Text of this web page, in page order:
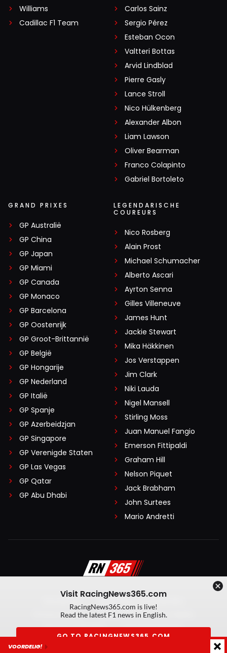
Williams
Cadillac F1 Team
Carlos Sainz
Sergio Pérez
Esteban Ocon
Valtteri Bottas
Arvid Lindblad
Pierre Gasly
Lance Stroll
Nico Hülkenberg
Alexander Albon
Liam Lawson
Oliver Bearman
Franco Colapinto
Gabriel Bortoleto
GRAND PRIXES
GP Australië
GP China
GP Japan
GP Miami
GP Canada
GP Monaco
GP Barcelona
GP Oostenrijk
GP Groot-Brittannië
GP België
GP Hongarije
GP Nederland
GP Italië
GP Spanje
GP Azerbeidzjan
GP Singapore
GP Verenigde Staten
GP Las Vegas
GP Qatar
GP Abu Dhabi
LEGENDARISCHE
COUREURS
Nico Rosberg
Alain Prost
Michael Schumacher
Alberto Ascari
Ayrton Senna
Gilles Villeneuve
James Hunt
Jackie Stewart
Mika Häkkinen
Jos Verstappen
Jim Clark
Niki Lauda
Nigel Mansell
Stirling Moss
Juan Manuel Fangio
Emerson Fittipaldi
Graham Hill
Nelson Piquet
Jack Brabham
John Surtees
Mario Andretti
Algemene voorwaarden
Privacy Policy
Created by On Your Marks
Privacy manager
Kansspeluitingen
© 2026 RacingNews365. Alle rechten voorbehouden
Visit RacingNews365.com
RacingNews365.com is live!
Read the latest F1 news in English.
GO TO RACINGNEWS365.COM
VOORDELIG!